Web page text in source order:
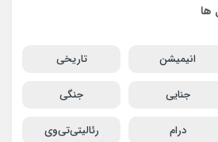
ها
انیمیشن تاریخی
جنایی جنگی
درام رئالیتی‌تی‌وی